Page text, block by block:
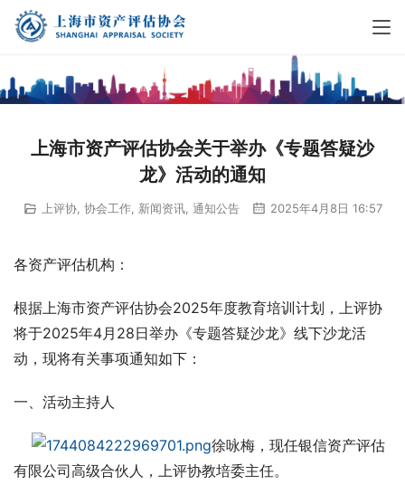
上海市资产评估协会关于举办《专题答疑沙
龙》活动的通知
上评协, 协会工作, 新闻资讯, 通知公告 2025年4月8日 16:57
各资产评估机构：
根据上海市资产评估协会2025年度教育培训计划，上评协
将于2025年4月28日举办《专题答疑沙龙》线下沙龙活
动，现将有关事项通知如下：
一、活动主持人
徐咏梅，现任银信资产评估
有限公司高级合伙人，上评协教培委主任。